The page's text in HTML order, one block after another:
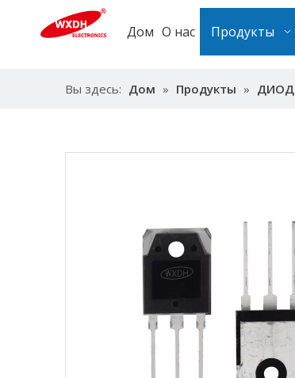
Дом О нас Продукты
Вы здесь: Дом » Продукты » ДИОД